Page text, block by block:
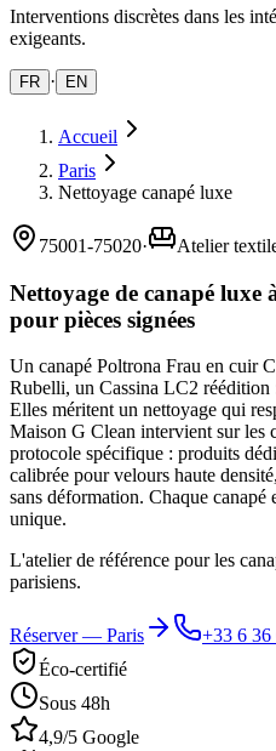
Interventions discrètes dans les
exigeants.
FR · EN
Accueil
Paris
Nettoyage canapé luxe
75001-75020· Atelier
Nettoyage de canapé
pour pièces signées
Un canapé Poltrona Frau en cuir
Rubelli, un Cassina LC2 réédition
Elles méritent un nettoyage qui
Maison G Clean intervient sur les
protocole spécifique : produits
calibrée pour velours haute
sans déformation. Chaque
unique.
L'atelier de référence pour les
parisiens.
Réserver — Paris
+33 6 36
Éco-certifié
Sous 48h
4,9/5 Google